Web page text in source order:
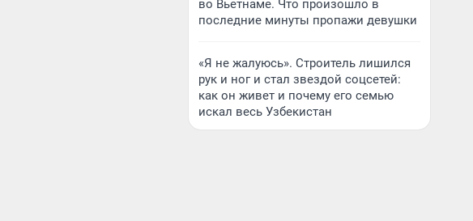
во Вьетнаме. Что произошло в
последние минуты пропажи девушки
«Я не жалуюсь». Строитель лишился
рук и ног и стал звездой соцсетей:
как он живет и почему его семью
искал весь Узбекистан